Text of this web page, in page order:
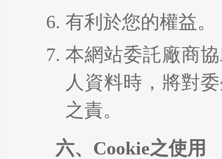
有利於您的權益。
本網站委託廠商
人資料時，將對
之責。
六、Cookie之使用